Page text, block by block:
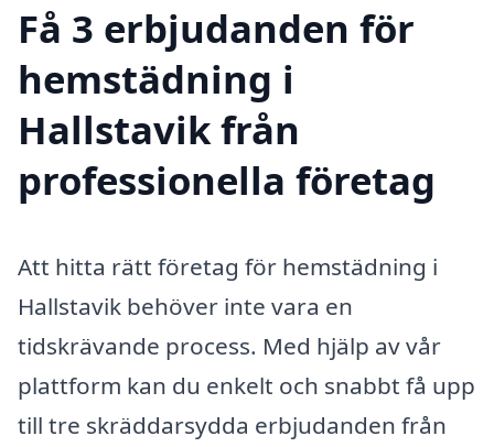
Få 3 erbjudanden för
hemstädning i
Hallstavik från
professionella företag
Att hitta rätt företag för hemstädning i
Hallstavik behöver inte vara en
tidskrävande process. Med hjälp av vår
plattform kan du enkelt och snabbt få upp
till tre skräddarsydda erbjudanden från